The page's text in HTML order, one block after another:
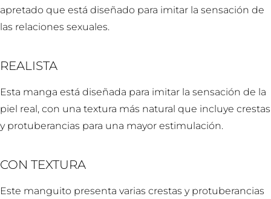
apretado que está diseñado para imitar la sensación de
las relaciones sexuales.
REALISTA
Esta manga está diseñada para imitar la sensación de la
piel real, con una textura más natural que incluye crestas
y protuberancias para una mayor estimulación.
CON TEXTURA
Este manguito presenta varias crestas y protuberancias